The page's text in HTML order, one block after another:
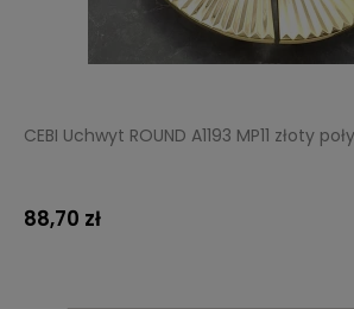
CEBI Uchwyt ROUND A1193 MP11 złoty
88,70 zł